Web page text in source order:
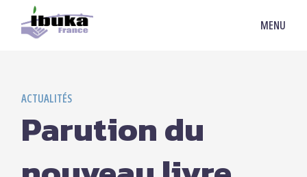
MENU
ACTUALITÉS
Parution du